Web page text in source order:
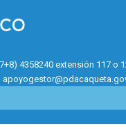
4358240 extensión 117 o